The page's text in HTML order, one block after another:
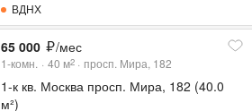
ВДНХ
65 000 /мес
1-комн. 40 м2 просп. Мира, 182
1-к кв. Москва просп. Мира, 182 (40.0
м²)